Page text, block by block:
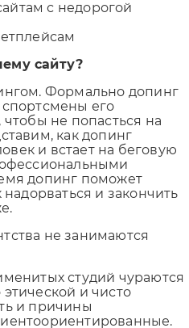
с недорогой
сайту?
Формально допинг
его
не попасться на
как допинг
и встает на беговую
допинг поможет
и закончить
не занимаются
студий чураются
и чисто
и причины